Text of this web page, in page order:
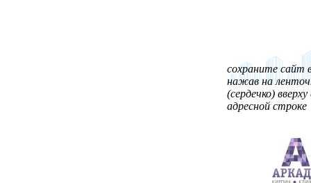
сохраните сайт
нажав на
(сердечко)
адресной строке